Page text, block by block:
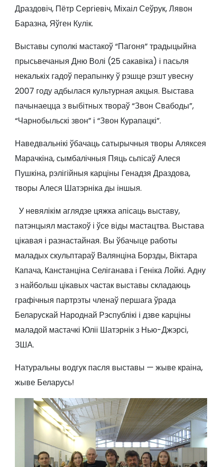
Драздовіч, Пётр Сергіевіч, Міхаіл Сеўрук, Лявон
Баразна, Яўген Кулік.
Выставы суполкі мастакоў “Пагоня” традыцыйна
прысьвечаныя Дню Волі (25 сакавіка) і пасьля
некалькіх гадоў перапынку ў рэшце рэшт увесну
2007 году адбылася культурная акцыя. Выстава
пачынаецца з выбітных твораў “Звон Свабоды”,
“Чарнобыльскі звон” і “Звон Курапацкі”.
Наведвальнікі ўбачаць сатырычныя творы Аляксея
Марачкіна, сымбалічныя Пяць сьпісаў Алеся
Пушкіна, рэлігійныя карціны Генадзя Драздова,
творы Алеся Шатэрніка ды іншыя.
У невялікім аглядзе цяжка апісаць выставу,
патэнцыял мастакоў і ўсе віды мастацтва. Выстава
цікавая і разнастайная. Вы ўбачыце работы
маладых скульптараў Валянціна Борзды, Віктара
Капача, Канстанціна Селіганава і Геніка Лойкі. Адну
з найбольш цікавых частак выставы складаюць
графічныя партрэты членаў першага ўрада
Беларускай Народнай Рэспублікі і дзве карціны
маладой мастачкі Юліі Шатэрнік з Нью-Джэрсі,
ЗША.
Натуральны водгук пасля выставы — жыве краіна,
жыве Беларусь!